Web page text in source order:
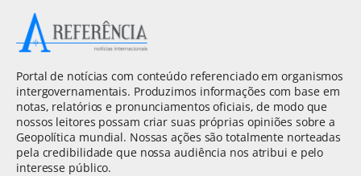
Portal de notícias com conteúdo referenciado em organismos
intergovernamentais. Produzimos informações com base em
notas, relatórios e pronunciamentos oficiais, de modo que
nossos leitores possam criar suas próprias opiniões sobre a
Geopolítica mundial. Nossas ações são totalmente norteadas
pela credibilidade que nossa audiência nos atribui e pelo
interesse público.